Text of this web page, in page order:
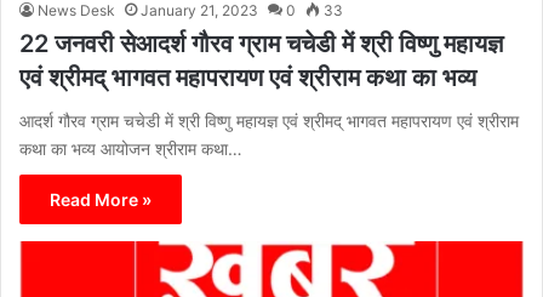
News Desk January 21, 2023 0 33
22 जनवरी सेआदर्श गौरव ग्राम चचेडी में श्री विष्णु महायज्ञ
एवं श्रीमद् भागवत महापरायण एवं श्रीराम कथा का भव्य
आदर्श गौरव ग्राम चचेडी में श्री विष्णु महायज्ञ एवं श्रीमद् भागवत महापरायण एवं श्रीराम
कथा का भव्य आयोजन श्रीराम कथा…
Read More »